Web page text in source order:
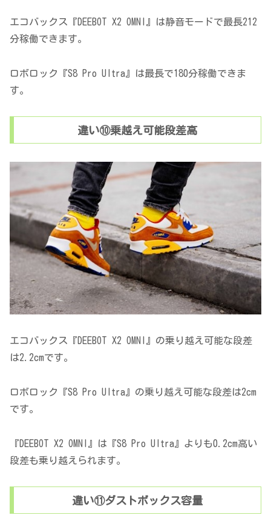
エコバックス『DEEBOT X2 OMNI』は静音モードで最長212
分稼働できます。
ロボロック『S8 Pro Ultra』は最長で180分稼働できま
す。
違い⑩乗越え可能段差高
エコバックス『DEEBOT X2 OMNI』の乗り越え可能な段差
は2.2cmです。
ロボロック『S8 Pro Ultra』の乗り越え可能な段差は2cm
です。
『DEEBOT X2 OMNI』は『S8 Pro Ultra』よりも0.2cm高い
段差も乗り越えられます。
違い⑪ダストボックス容量